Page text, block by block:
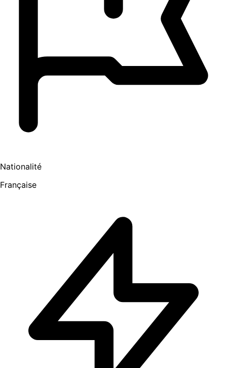
Nationalité
Française